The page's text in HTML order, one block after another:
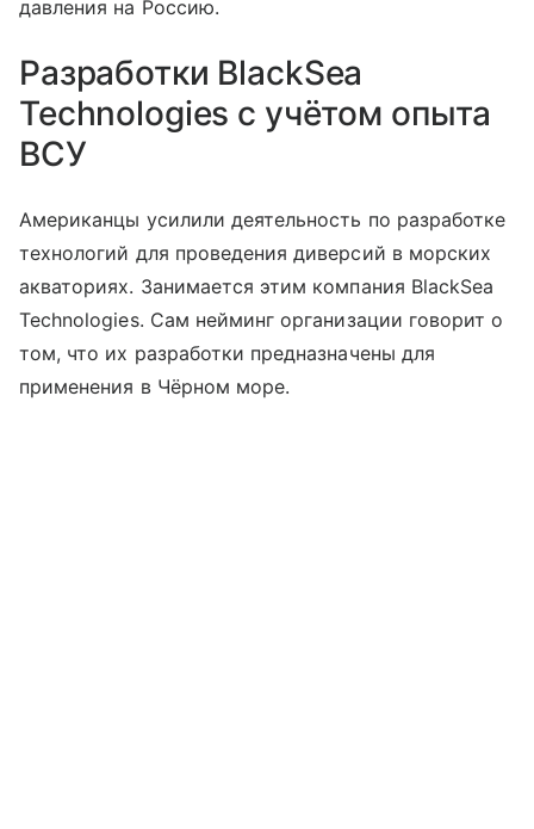
давления на Россию.
Разработки BlackSea
Technologies с учётом опыта
ВСУ
Американцы усилили деятельность по разработке
технологий для проведения диверсий в морских
акваториях. Занимается этим компания BlackSea
Technologies. Сам нейминг организации говорит о
том, что их разработки предназначены для
применения в Чёрном море.